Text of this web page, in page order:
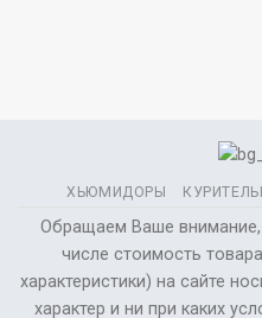
ХЬЮМИДОРЫ
Обращаем Ваше
числе стоимость
характеристики) на сайте
характер и ни при каких